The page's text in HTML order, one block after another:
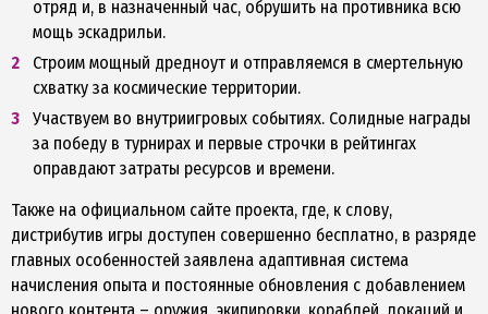
отряд и, в назначенный час, обрушить на противника всю
мощь эскадрильи.
Строим мощный дредноут и отправляемся в смертельную
схватку за космические территории.
Участвуем во внутриигровых событиях. Солидные награды
за победу в турнирах и первые строчки в рейтингах
оправдают затраты ресурсов и времени.
Также на официальном сайте проекта, где, к слову,
дистрибутив игры доступен совершенно бесплатно, в разряде
главных особенностей заявлена адаптивная система
начисления опыта и постоянные обновления с добавлением